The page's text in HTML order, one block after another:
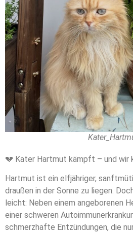
💔 Kater Hartmut kämpft – und wir
Hartmut ist ein elfjähriger,
draußen in der Sonne zu liegen.
leicht: Neben einem angeborenen
einer schweren
schmerzhafte Entzündungen, die